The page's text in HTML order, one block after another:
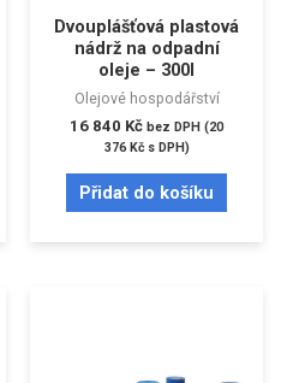
Dvouplášťová plastová
nádrž na odpadní
oleje – 300l
Olejové hospodářství
16 840 Kč bez DPH (20
376 Kčs DPH)
Přidat do košíku